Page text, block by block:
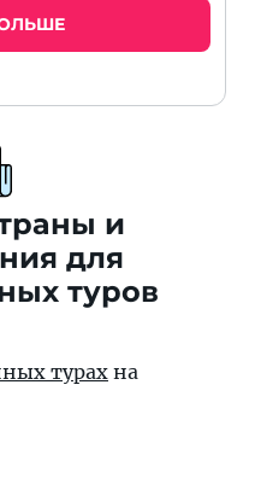
и
для
туров
турах на